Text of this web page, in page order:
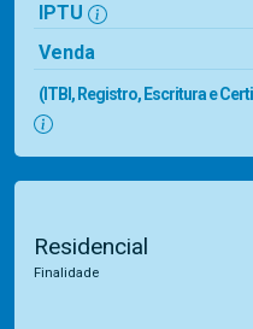
IPTU
Venda
(ITBI, Registro, Escritura e
Residencial
Finalidade